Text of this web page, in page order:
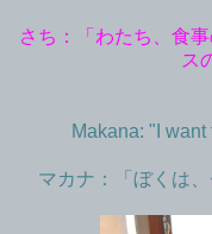
さち：「わたち、食
ス
Makana: "I
マカナ：「ぼくは